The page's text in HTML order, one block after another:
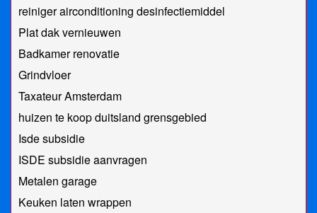
reiniger airconditioning desinfectiemiddel
Plat dak vernieuwen
Badkamer renovatie
Grindvloer
Taxateur Amsterdam
huizen te koop duitsland grensgebied
Isde subsidie
ISDE subsidie aanvragen
Metalen garage
Keuken laten wrappen